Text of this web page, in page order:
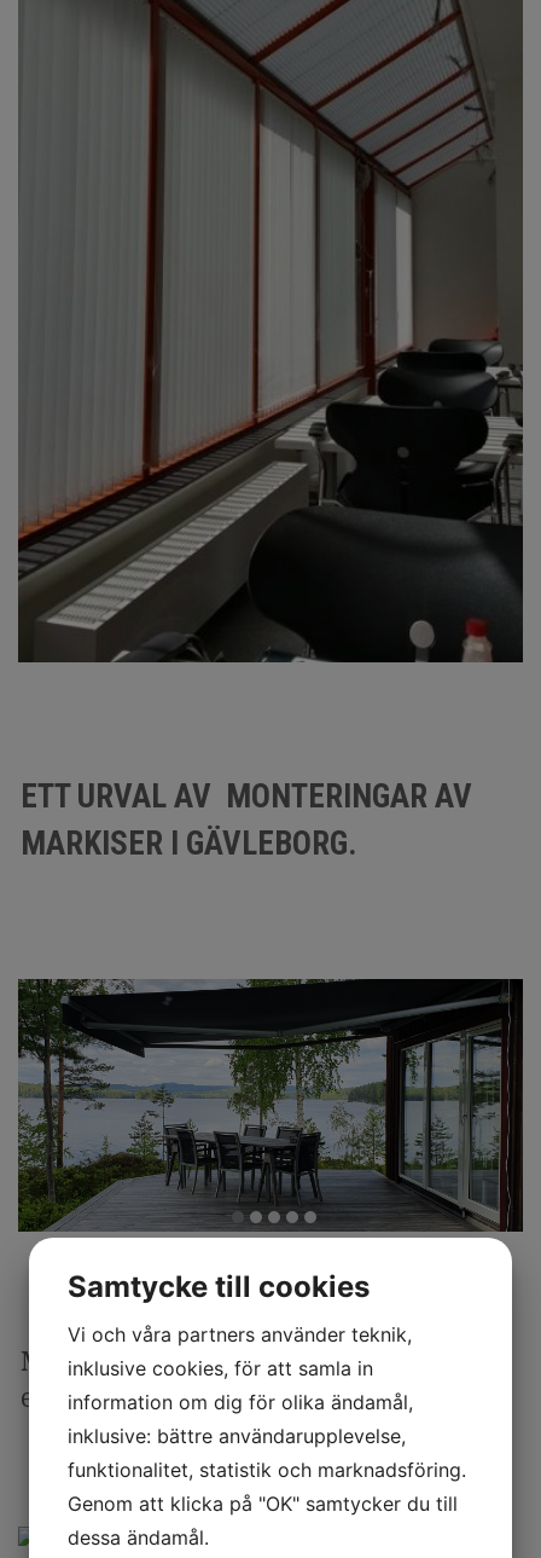
ETT URVAL AV MONTERINGAR AV
MARKISER I GÄVLEBORG.
Motordriven terrassmarkis levererad till
en kund i Gävle.
Samtycke till cookies
Vi och våra partners använder teknik,
inklusive cookies, för att samla in
information om dig för olika ändamål,
inklusive: bättre användarupplevelse,
funktionalitet, statistik och marknadsföring.
Genom att klicka på "OK" samtycker du till
dessa ändamål.